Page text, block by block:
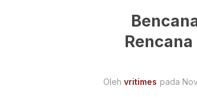
Oleh vritimes pada